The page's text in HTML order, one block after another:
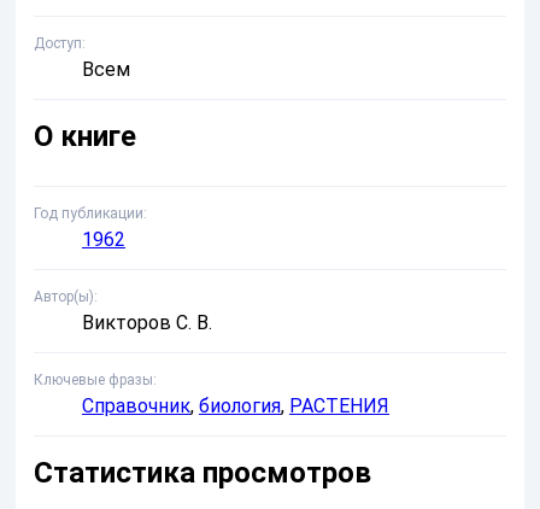
Доступ
Всем
О книге
Год публикации
1962
Автор(ы)
Викторов С. В.
Ключевые фразы
Справочник, биология, РАСТЕНИЯ
Статистика просмотров